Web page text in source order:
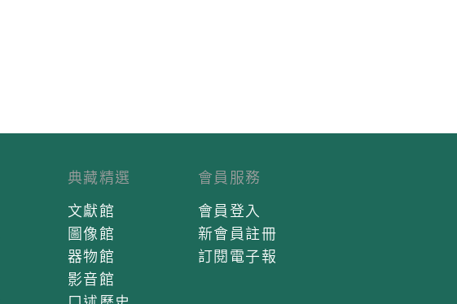
典藏精選
文獻館
圖像館
器物館
影音館
會員服務
會員登入
新會員註冊
訂閱電子報